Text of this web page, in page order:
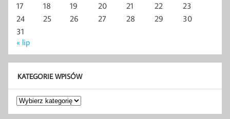
17
18 19 20 21 22
23
24
25 26 27 28 29
30
31
« lip
KATEGORIE WPISÓW
Kategorie
wpisów